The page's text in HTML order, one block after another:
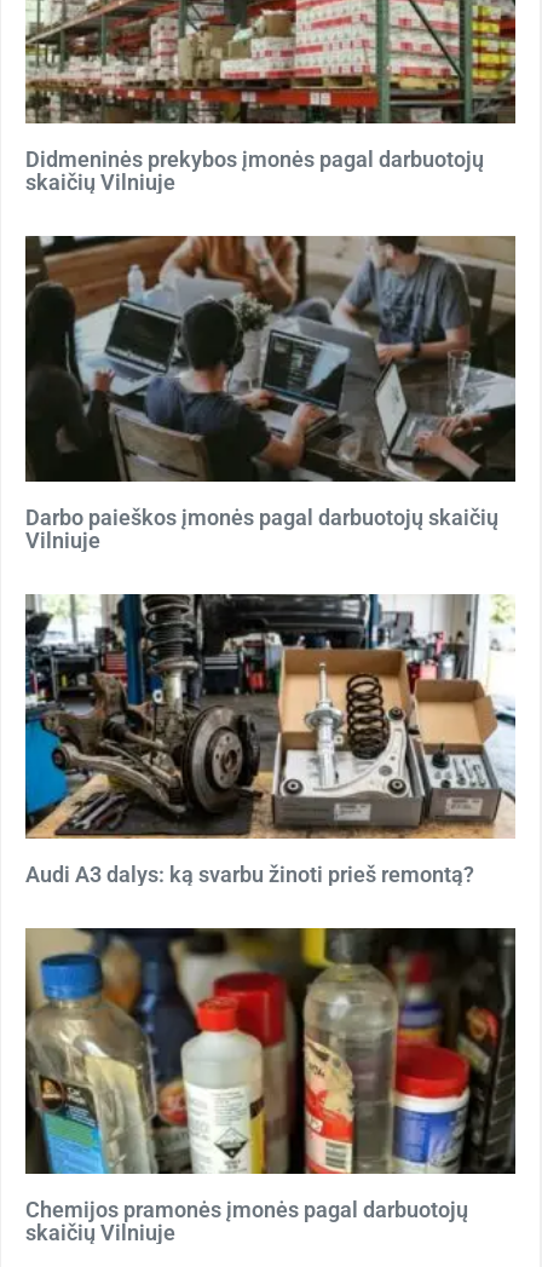
Didmeninės prekybos įmonės pagal darbuotojų
skaičių Vilniuje
Darbo paieškos įmonės pagal darbuotojų skaičių
Vilniuje
Audi A3 dalys: ką svarbu žinoti prieš remontą?
Chemijos pramonės įmonės pagal darbuotojų
skaičių Vilniuje